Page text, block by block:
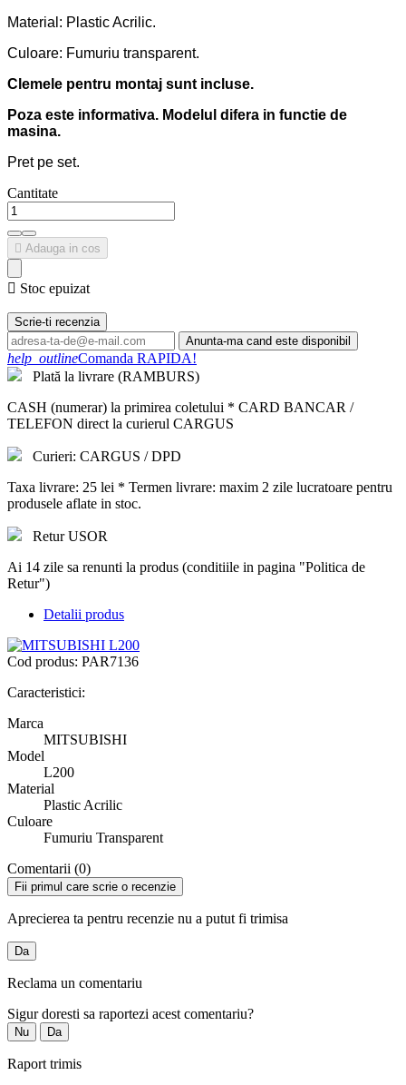
Material: Plastic Acrilic.
Culoare: Fumuriu transparent.
Clemele pentru montaj sunt incluse.
Poza este informativa. Modelul difera in functie de
masina.
Pret pe set.
Cantitate
 Adauga in cos
 Stoc epuizat
Scrie-ti recenzia
Anunta-ma cand este disponibil
help_outlineComanda RAPIDA!
Plată la livrare (RAMBURS)
CASH (numerar) la primirea coletului * CARD BANCAR /
TELEFON direct la curierul CARGUS
Curieri: CARGUS / DPD
Taxa livrare: 25 lei * Termen livrare: maxim 2 zile lucratoare pentru
produsele aflate in stoc.
Retur USOR
Ai 14 zile sa renunti la produs (conditiile in pagina "Politica de
Retur")
Detalii produs
Cod produs: PAR7136
Caracteristici:
Marca
MITSUBISHI
Model
L200
Material
Plastic Acrilic
Culoare
Fumuriu Transparent
Comentarii (0)
Fii primul care scrie o recenzie
Aprecierea ta pentru recenzie nu a putut fi trimisa
Da
Reclama un comentariu
Sigur doresti sa raportezi acest comentariu?
Nu Da
Raport trimis